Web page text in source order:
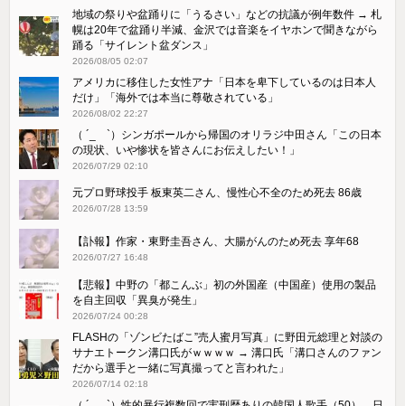
地域の祭りや盆踊りに「うるさい」などの抗議が例年数件 → 札
幌は20年で盆踊り半減、金沢では音楽をイヤホンで聞きながら
踊る「サイレント盆ダンス」
2026/08/05 02:07
アメリカに移住した女性アナ「日本を卑下しているのは日本人
だけ」「海外では本当に尊敬されている」
2026/08/02 22:27
（ ´_ゝ`）シンガポールから帰国のオリラジ中田さん「この日本
の現状、いや惨状を皆さんにお伝えしたい！」
2026/07/29 02:10
元プロ野球投手 板東英二さん、慢性心不全のため死去 86歳
2026/07/28 13:59
【訃報】作家・東野圭吾さん、大腸がんのため死去 享年68
2026/07/27 16:48
【悲報】中野の「都こんぶ」初の外国産（中国産）使用の製品
を自主回収「異臭が発生」
2026/07/24 00:28
FLASHの「ゾンビたばこ”売人蜜月写真」に野田元総理と対談の
サナエトークン溝口氏がｗｗｗｗ → 溝口氏「溝口さんのファン
だから選手と一緒に写真撮ってと言われた」
2026/07/14 02:18